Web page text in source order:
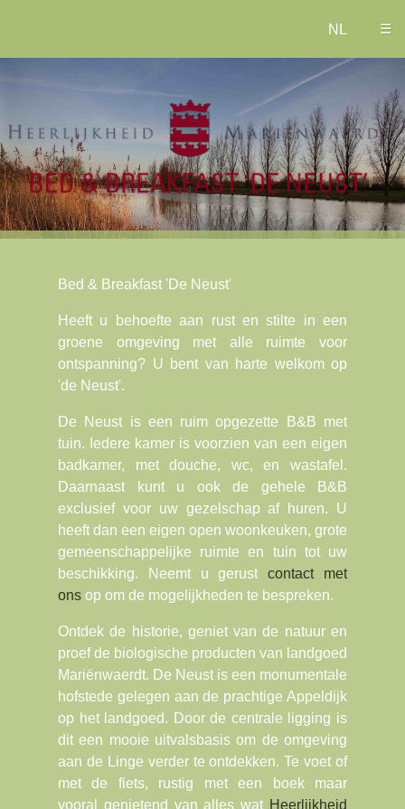
☰
Bed & Breakfast 'De Neust'
Heeft u behoefte aan rust en stilte in een
groene omgeving met alle ruimte voor
ontspanning? U bent van harte welkom op
'de Neust'.
De Neust is een ruim opgezette B&B met
tuin. Iedere kamer is voorzien van een eigen
badkamer, met douche, wc, en wastafel.
Daarnaast kunt u ook de gehele B&B
exclusief voor uw gezelschap af huren. U
heeft dan een eigen open woonkeuken, grote
gemeenschappelijke ruimte en tuin tot uw
beschikking. Neemt u gerustcontact met
ons op om de mogelijkheden te bespreken.
Ontdek de historie, geniet van de natuur en
proef de biologische producten van landgoed
Mariënwaerdt. De Neust is een monumentale
hofstede gelegen aan de prachtige Appeldijk
op het landgoed. Door de centrale ligging is
dit een mooie uitvalsbasis om de omgeving
aan de Linge verder te ontdekken. Te voet of
met de fiets, rustig met een boek maar
vooral genietend van alles wat Heerlijkheid